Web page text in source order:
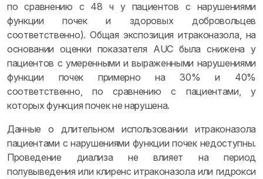
по сравнению с 48 ч у пациентов с нарушениями
функции почек и здоровых добровольцев
соответственно). Общая экспозиция итраконазола, на
основании оценки показателя AUC была снижена у
пациентов с умеренными и выраженными нарушениями
функции почек примерно на 30% и 40%
соответственно, по сравнению с пациентами, у
которых функция почек не нарушена.
Данные о длительном использовании итраконазола
пациентами с нарушениями функции почек недоступны.
Проведение диализа не влияет на период
полувыведения или клиренс итраконазола или гидрокси